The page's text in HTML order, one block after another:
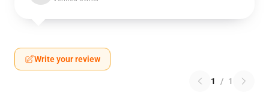
Write your review
1 / 1